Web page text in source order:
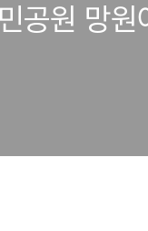
공원 망